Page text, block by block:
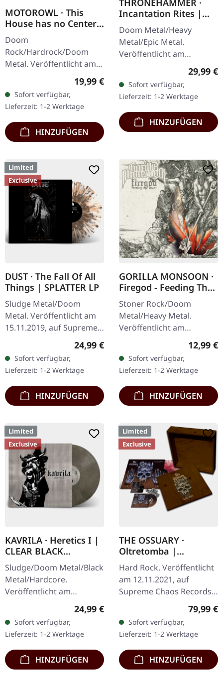
MOTOROWL · This
House has no Center |
BLACK LP
Doom
Rock/Hardrock/Doom
Metal. Veröffentlicht am
16.02.2024, auf Supreme
Schwarzes Vinyl im
schweren Cover mit Lyrics
Insert. · 140g…
Regulärer Preis:
19,99 €
Sofort verfügbar,
Lieferzeit: 1-2 Werktage
HINZUFÜGEN
Incantation Rites |
SPLATTER 2LP
Doom Metal/Heavy
Metal/Epic Metal.
Veröffentlicht am
21.10.2022, auf Supreme
Chaos Records. SCR-
exklusives Transparent
Rot/Schwarz/Weiß…
29,99 €
Sofort verfügbar,
Lieferzeit: 1-2 Werktage
HINZUFÜGEN
Limited
Exclusive
DUST · The Fall Of All
Things | SPLATTER LP
Sludge Metal/Doom
Metal. Veröffentlicht am
15.11.2019, auf Supreme
Transparentes Vinyl mit
grauen und braunen
Splatters, limitiert auf…
Regulärer Preis:
24,99 €
Sofort verfügbar,
Lieferzeit: 1-2 Werktage
HINZUFÜGEN
GORILLA MONSOON ·
Firegod - Feeding The
Beast | CD
Stoner Rock/Doom
Metal/Heavy Metal.
Veröffentlicht am
11.05.2018, auf Supreme
Chaos Records. CD im
Jewelcase mit 8-seitigem
Booklet. Das dritte
Album…
12,99 €
Sofort verfügbar,
Lieferzeit: 1-2 Werktage
HINZUFÜGEN
Limited
Exclusive
KAVRILA · Heretics I |
CLEAR BLACK
MARBLED LP
Sludge/Doom Metal/Black
Metal/Hardcore.
Veröffentlicht am
30.05.2025, auf Supreme
Clear/Schwarz
marmoriertes Vinyl mit
schwarzen und…
Regulärer Preis:
24,99 €
Sofort verfügbar,
Lieferzeit: 1-2 Werktage
HINZUFÜGEN
Limited
Exclusive
THE OSSUARY ·
Oltretomba |
WOODEN LP/CD/TAPE
BOX
Hard Rock. Veröffentlicht
am 12.11.2021, auf
Supreme Chaos Records.
Extrem schwere braune
Holzbox mit Logo und
Nummerierung, limitiert
auf nur 100…
79,99 €
Sofort verfügbar,
Lieferzeit: 1-2 Werktage
HINZUFÜGEN